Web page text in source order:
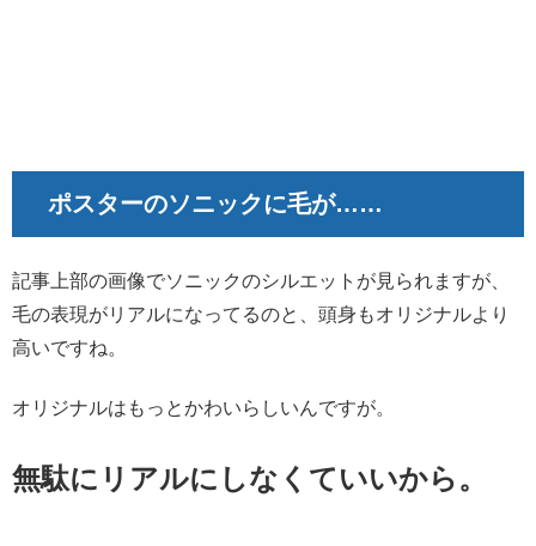
ポスターのソニックに毛が……
記事上部の画像でソニックのシルエットが見られますが、
毛の表現がリアルになってるのと、頭身もオリジナルより
高いですね。
オリジナルはもっとかわいらしいんですが。
無駄にリアルにしなくていいから。